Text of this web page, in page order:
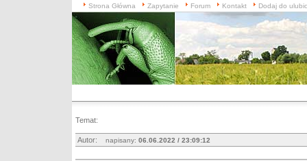
Strona Główna Zapytanie Forum Kontakt Dodaj do
Temat:
Autor: napisany: 06.06.2022 / 23:09:12